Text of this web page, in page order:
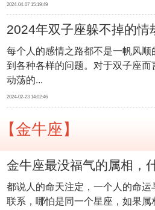
2024-04-07 15:19:49
2024年双子座躲不掉的情
每个人的感情之路都不是一帆风
到各种各样的问题。对于双子座
动荡的...
2024-02-23 14:02:46
【金牛座】
金牛座最没福气的属相，
不好
都说人的命天注定，一个人的命
联系，哪怕是同一个星座，如果